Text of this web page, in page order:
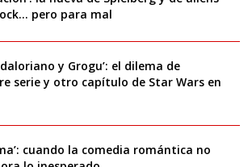
pero para mal
y Grogu’: el dilema de
serie y otro capítulo de Star Wars en
cuando la comedia romántica no